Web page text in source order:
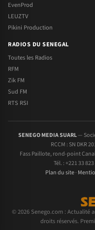
EvenProd
LEUZTV
Pikini Production
RADIOS DU SENEGAL
Toutes les Radios
RFM
Zik FM
Sud FM
RTS RSI
SENEGO MEDIA SUARL—
RCCM : SN DKR
Fass Paillote, rond-point
Tél. : +221 33 823
Plan du site·
© 2026 Senego.com : Actualité
droits réservés.